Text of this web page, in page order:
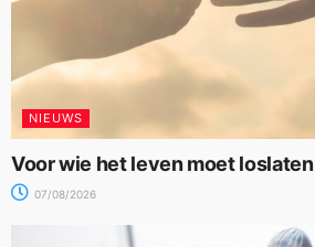
NIEUWS
Voor wie het leven moet loslaten
07/08/2026